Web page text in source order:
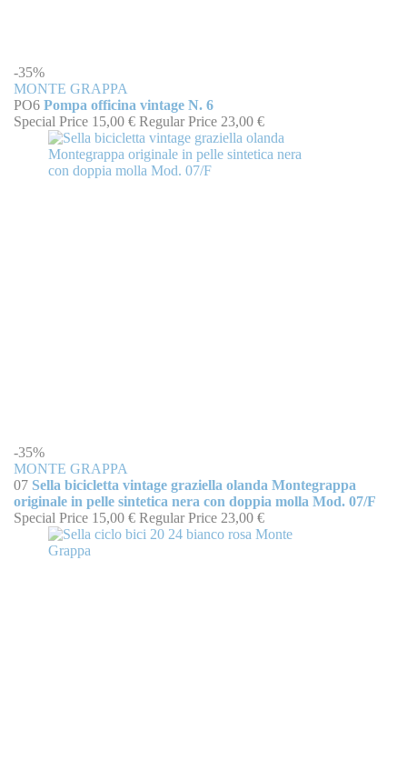
-35%
MONTE GRAPPA
PO6 Pompa officina vintage N. 6
Special Price 15,00 € Regular Price 23,00 €
-35%
MONTE GRAPPA
07 Sella bicicletta vintage graziella olanda Montegrappa
originale in pelle sintetica nera con doppia molla Mod. 07/F
Special Price 15,00 € Regular Price 23,00 €